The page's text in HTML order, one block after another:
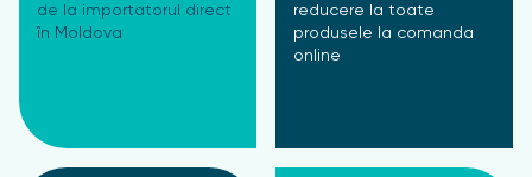
de la importatorul direct
în Moldova
reducere la toate
produsele la comanda
online